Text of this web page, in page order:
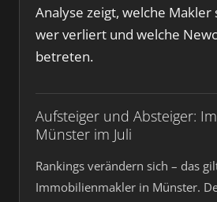
Analyse zeigt, welche Makler
wer verliert und welche
betreten.
Aufsteiger und Absteiger:
Münster im Juli
Rankings verändern sich – das
Immobilienmakler in Münster.